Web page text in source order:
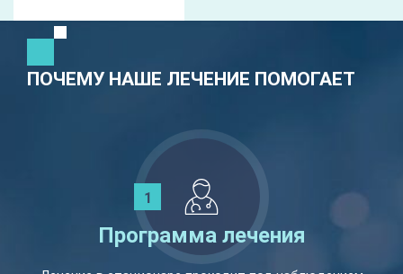
ПОЧЕМУ НАШЕ ЛЕЧЕНИЕ ПОМОГАЕТ
Программа лечения